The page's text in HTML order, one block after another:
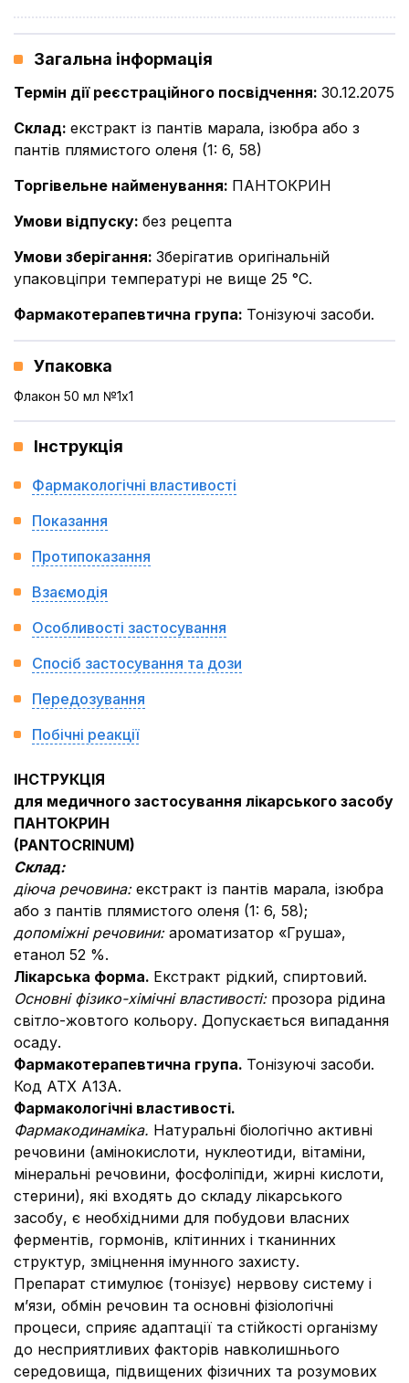
Загальна інформація
Термін дії реєстраційного посвідчення: 30.12.2075
Склад: екстракт із пантів марала, ізюбра або з
пантів плямистого оленя (1: 6, 58)
Торгівельне найменування: ПАНТОКРИН
Умови відпуску: без рецепта
Умови зберігання: Зберігатив оригінальній
упаковціпри температурі не вище 25 °С.
Фармакотерапевтична група: Тонізуючі засоби.
Упаковка
Флакон 50 мл №1x1
Інструкція
Фармакологічні властивості
Показання
Протипоказання
Взаємодія
Особливості застосування
Спосіб застосування та дози
Передозування
Побічні реакції
IНСТРУКЦIЯ
для медичного застосування лікарського засобу
ПАНТОКРИН
(PANTOCRINUM)
Склад:
діюча речовина: екстракт із пантів марала, ізюбра
або з пантів плямистого оленя (1: 6, 58);
допоміжні речовини: ароматизатор «Груша»,
етанол 52 %.
Лікарська форма. Екстракт рідкий, спиртовий.
Основні фізико-хімічні властивості: прозора рідина
світло-жовтого кольору. Допускається випадання
осаду.
Фармакотерапевтична група. Тонізуючі засоби.
Код АТХ А13А.
Фармакологічні властивості.
Фармакодинаміка. Натуральні біологічно активні
речовини (амінокислоти, нуклеотиди, вітаміни,
мінеральні речовини, фосфоліпіди, жирні кислоти,
стерини), які входять до складу лікарського
засобу, є необхідними для побудови власних
ферментів, гормонів, клітинних і тканинних
структур, зміцнення імунного захисту.
Препарат стимулює (тонізує) нервову систему і
м’язи, обмін речовин та основні фізіологічні
процеси, сприяє адаптації та стійкості організму
до несприятливих факторів навколишнього
середовища, підвищених фізичних та розумових